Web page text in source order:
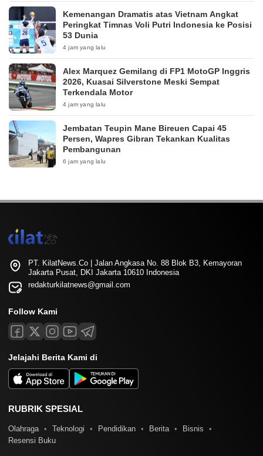
Kemenangan Dramatis atas Vietnam Angkat
Peringkat Timnas Voli Putri Indonesia ke Posisi
53 Dunia
4 jam yang lalu
Alex Marquez Gemilang di FP1 MotoGP Inggris
2026, Kuasai Silverstone Meski Sempat
Terkendala Motor
4 jam yang lalu
Jembatan Teupin Mane Bireuen Capai 45
Persen, Wapres Gibran Tekankan Kualitas
Pembangunan
6 jam yang lalu
PT. KilatNews.Co | Jalan Angkasa No. 88 Blok B3, Kemayoran
Jakarta Pusat, DKI Jakarta 10610 Indonesia
redakturkilatnews@gmail.com
Follow Kami
Jelajahi Berita Kami di
RUBRIK SPESIAL
Olahraga Teknologi Pendidikan Berita
Bisnis
Resensi Buku